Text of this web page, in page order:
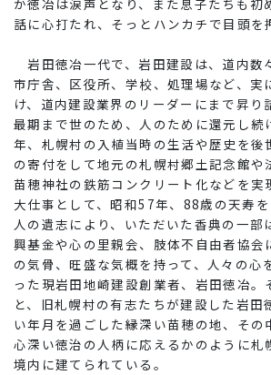
か徳冶は涙声となり、また息子たちも初
話に心打たれ、そっとハンカチで目頭を
岩田徳冶一代で、岩田建設は、道内数
市庁舎、区役所、学校、処理場など、実
け、道内建設業界のリーダーにまで昇り
最期まで世のため、人のために還元し続
年、札幌村の入植当時の生活や歴史を後
の寄付をして地元の札幌村郷土記念館や
苗穂神社の鉄筋コンクリート化などを実
大仕事として、昭和57年、88歳の天寿
人の遺志により、いただいた香典の一部
興基金や心の里親会、肢体不自由者協会
の気骨、旺盛な気概を持って、人々の心
った現岩田地崎建設創業者、岩田徳冶。
と、旧札幌村の有志たちが建設した岩田
い年月を過ごした縁深い苗穂の地、その
心深い徳治の人柄に応えるかのように札
境内に建てられている。